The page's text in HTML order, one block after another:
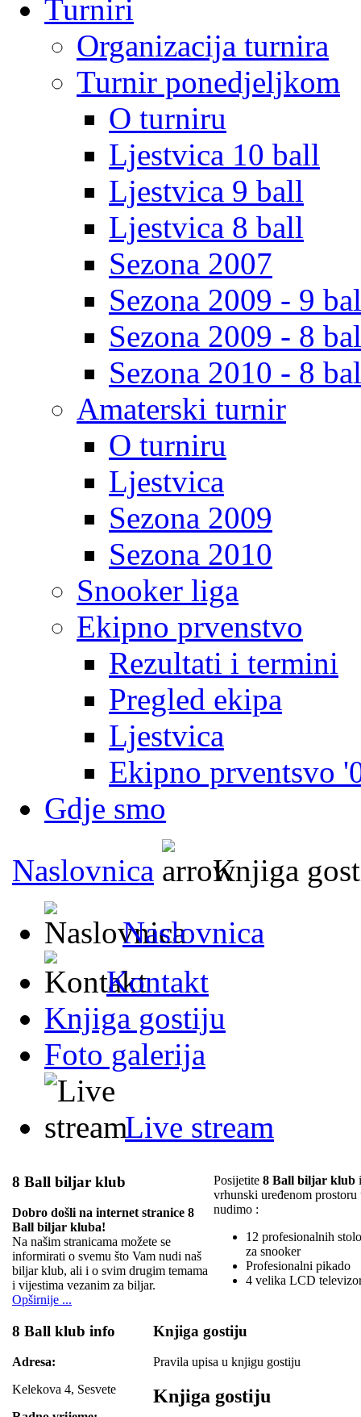
Turniri
Organizacija turnira
Turnir ponedjeljkom
O turniru
Ljestvica 10 ball
Ljestvica 9 ball
Ljestvica 8 ball
Sezona 2007
Sezona 2009 - 9
Sezona 2009 - 8
Sezona 2010 - 8
Amaterski turnir
O turniru
Ljestvica
Sezona 2009
Sezona 2010
Snooker liga
Ekipno prvenstvo
Rezultati i termini
Pregled ekipa
Ljestvica
Ekipno prventsvo
Gdje smo
Naslovnica
Knjiga
Naslovnica
Kontakt
Knjiga gostiju
Foto galerija
Live stream
8 Ball biljar klub
Dobro došli na internet stranice 8
Ball biljar kluba!
Na našim stranicama možete se
informirati o svemu što Vam nudi naš
biljar klub, ali i o svim drugim temama
i vijestima vezanim za biljar.
Opširnije ...
Posijetite 8 Ball biljar klub
vrhunski uređenom
nudimo :
12 profesionalnih
za snooker
Profesionalni pikado
4 velika LCD
8 Ball klub info
Adresa:
Kelekova 4, Sesvete
Knjiga gostiju
Pravila upisa u knjigu gostiju
Knjiga gostiju